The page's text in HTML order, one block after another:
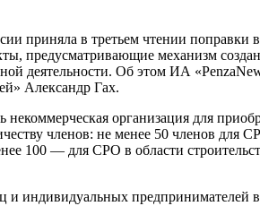
приняла в третьем чтении поправки в
предусматривающие механизм
деятельности. Об этом ИА
Александр Гах.
организация для
членов: не менее 50 членов для
100 — для СРО в области
и индивидуальных предпринимателей